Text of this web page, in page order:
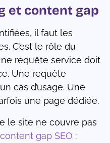
et content gap
il faut les
C’est le rôle du
requête service doit
Une requête
cas d’usage. Une
une page dédiée.
le site ne couvre pas
content gap SEO :